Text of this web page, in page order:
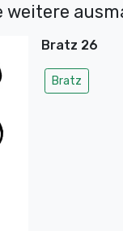
weitere
Bratz 26
Bratz